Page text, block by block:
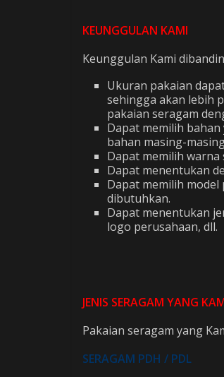
KEUNGGULAN KAMI
Keunggulan Kami
Ukuran pakaian
sehingga akan lebih
pakaian seragam
Dapat memilih
bahan masing-
Dapat memilih warna
Dapat menentukan
Dapat memilih
dibutuhkan.
Dapat menentukan
logo perusahaan, dll.
JENIS SERAGAM YANG
Pakaian seragam yang
SERAGAM PDH / PDL